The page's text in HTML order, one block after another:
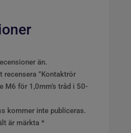
än.
recensera ”Kontaktrör
M6 för 1,0mm’s tråd i 50-
kommer inte publiceras.
är märkta *